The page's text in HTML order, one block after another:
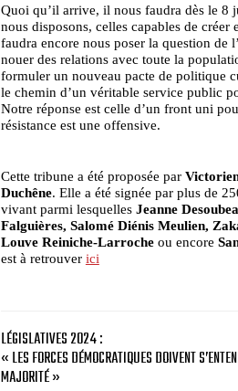
Quoi qu’il arrive, il nous faudra dès le 8
nous disposons, celles capables de
faudra encore nous poser la question
nouer des relations avec toute la
formuler un nouveau pacte de politique
le chemin d’un véritable service public
Notre réponse est celle d’un front uni
résistance est une offensive.
Cette tribune a été proposée par
Duchêne. Elle a été signée par plus de
vivant parmi lesquelles Jeanne
Falguières, Salomé Diénis Meulien,
Louve Reiniche-Larrocheou encore
est à retrouver ici
LÉGISLATIVES 2024 :
« LES FORCES DÉMOCRATIQUES DOIVENT
MAJORITÉ »